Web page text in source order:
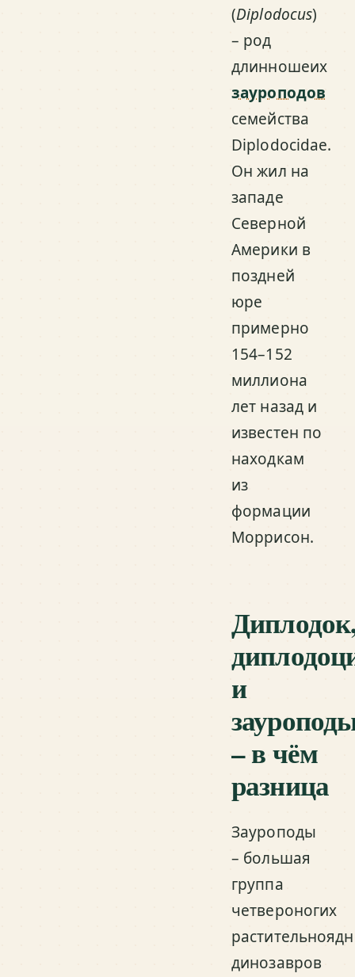
(Diplodocus)
– род
длинношеих
зауроподов
семейства
Diplodocidae.
Он жил на
западе
Северной
Америки в
поздней
юре
примерно
154–152
миллиона
лет назад и
известен по
находкам
из
формации
Моррисон.
и
– в чём
разница
Зауроподы
– большая
группа
четвероногих
динозавров